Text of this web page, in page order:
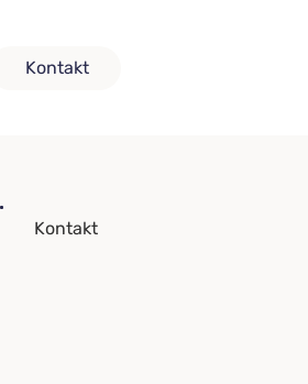
Kontakt
Kontakt